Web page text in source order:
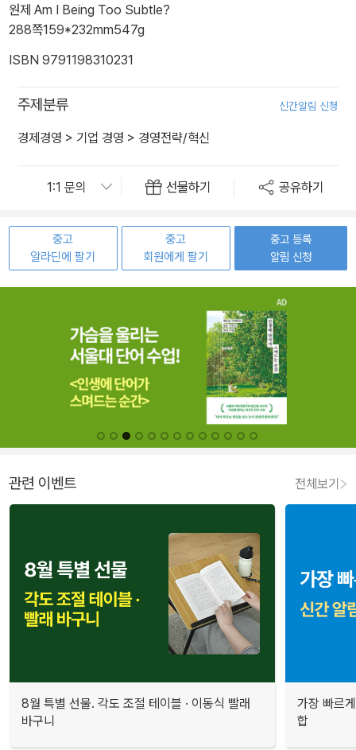
원제 Am I Being Too Subtle?
288쪽159*232mm547g
ISBN 9791198310231
주제분류 신간알림 신청
경제경영 > 기업 경영 > 경영전략/혁신
선물하기 공유하기
중고
알라딘에 팔기
중고
회원에게 팔기
중고 등록
알림 신청
관련 이벤트 전체보기
8월 특별 선물. 각도 조절 테이블 · 이동식 빨래
바구니
가장 빠르
합